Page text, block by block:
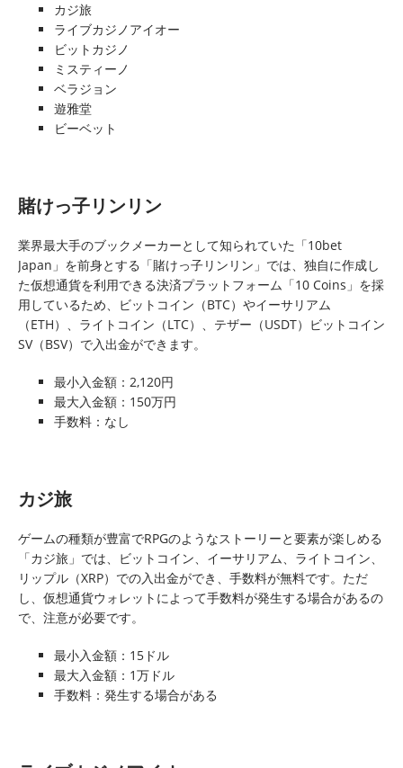
カジ旅
ライブカジノアイオー
ビットカジノ
ミスティーノ
ベラジョン
遊雅堂
ビーベット
賭けっ子リンリン
業界最大手のブックメーカーとして知られていた「10bet
Japan」を前身とする「賭けっ子リンリン」では、独自に作成し
た仮想通貨を利用できる決済プラットフォーム「10 Coins」を採
用しているため、ビットコイン（BTC）やイーサリアム
（ETH）、ライトコイン（LTC）、テザー（USDT）ビットコイン
SV（BSV）で入出金ができます。
最小入金額：2,120円
最大入金額：150万円
手数料：なし
カジ旅
ゲームの種類が豊富でRPGのようなストーリーと要素が楽しめる
「カジ旅」では、ビットコイン、イーサリアム、ライトコイン、
リップル（XRP）での入出金ができ、手数料が無料です。ただ
し、仮想通貨ウォレットによって手数料が発生する場合があるの
で、注意が必要です。
最小入金額：15ドル
最大入金額：1万ドル
手数料：発生する場合がある